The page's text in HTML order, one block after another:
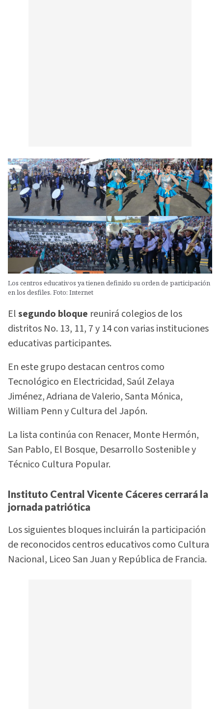
Los centros educativos ya tienen definido su orden de participación
en los desfiles. Foto: Internet
Elsegundo bloque reunirá colegios de los
distritos No. 13, 11, 7 y 14 con varias instituciones
educativas participantes.
En este grupo destacan centros como
Tecnológico en Electricidad, Saúl Zelaya
Jiménez, Adriana de Valerio, Santa Mónica,
William Penn y Cultura del Japón.
La lista continúa con Renacer, Monte Hermón,
San Pablo, El Bosque, Desarrollo Sostenible y
Técnico Cultura Popular.
Instituto Central Vicente Cáceres cerrará la
jornada patriótica
Los siguientes bloques incluirán la participación
de reconocidos centros educativos como Cultura
Nacional, Liceo San Juan y República de Francia.